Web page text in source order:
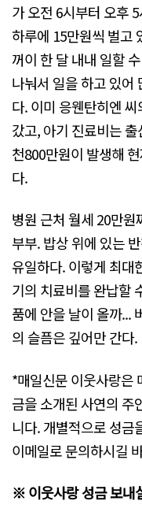
가 오전 6시부터 오후
하루에 15만원씩 벌고
꺼이 한 달 내내 일할
나눠서 일을 하고 있어
다. 이미 응웬탄히엔
갔고, 아기 진료비는
천800만원이 발생해
다.
병원 근처 월세 20만
부부. 밥상 위에 있는
유일하다. 이렇게 최대
기의 치료비를 완납할
품에 안을 날이 올까...
의 슬픔은 깊어만 간다.
*매일신문 이웃사랑은
금을 소개된 사연의 주
니다. 개별적으로 성금
이메일로 문의하시길
※ 이웃사랑 성금 보내